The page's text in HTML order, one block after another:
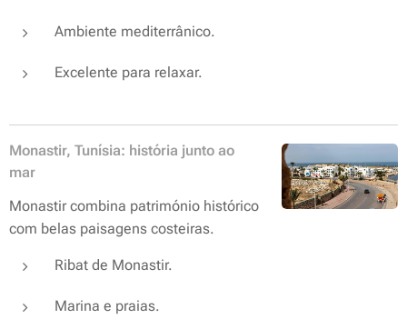
Ambiente mediterrânico.
Excelente para relaxar.
Monastir, Tunísia: história junto ao
mar
Monastir combina património histórico
com belas paisagens costeiras.
Ribat de Monastir.
Marina e praias.